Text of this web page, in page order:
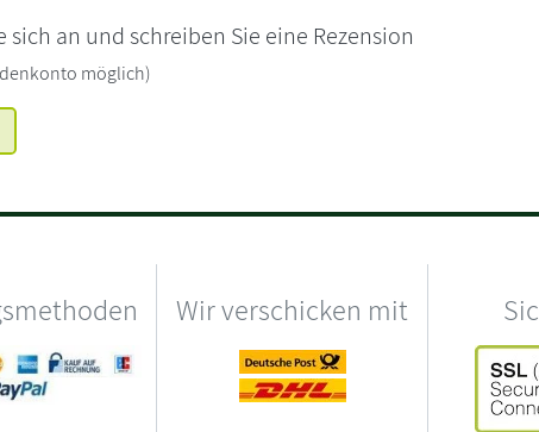
sich an und schreiben Sie eine Rezension
möglich)
Wir verschicken mit